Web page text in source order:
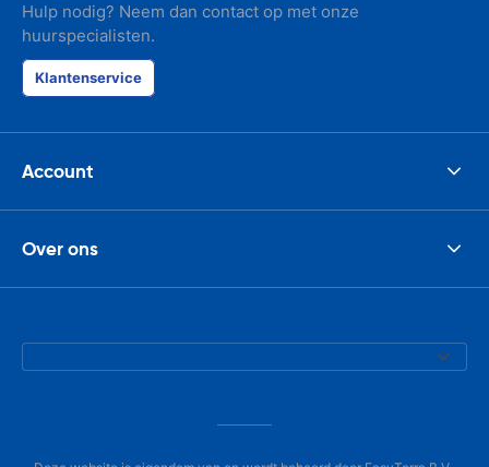
Hulp nodig? Neem dan contact op met onze
huurspecialisten.
Klantenservice
Account
Over ons